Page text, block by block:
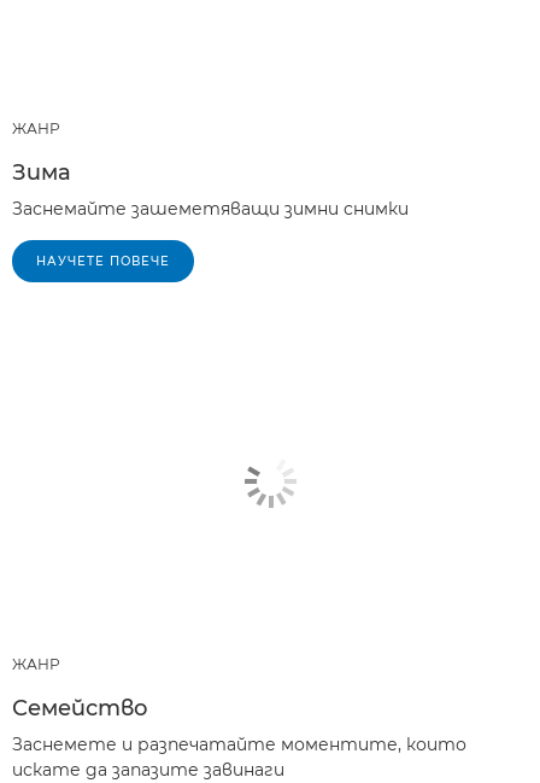
ЖАНР
Зима
Заснемайте зашеметяващи зимни снимки
НАУЧЕТЕ ПОВЕЧЕ
ЖАНР
Семейство
Заснемете и разпечатайте моментите, които
искате да запазите завинаги